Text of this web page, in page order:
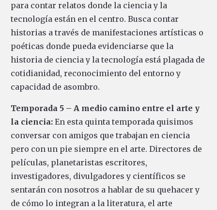
para contar relatos donde la ciencia y la
tecnología están en el centro. Busca contar
historias a través de manifestaciones artísticas o
poéticas donde pueda evidenciarse que la
historia de ciencia y la tecnología está plagada de
cotidianidad, reconocimiento del entorno y
capacidad de asombro.
Temporada 5 – A medio camino entre el arte y
la ciencia: En esta quinta temporada quisimos
conversar con amigos que trabajan en ciencia
pero con un pie siempre en el arte. Directores de
películas, planetaristas escritores,
investigadores, divulgadores y científicos se
sentarán con nosotros a hablar de su quehacer y
de cómo lo integran a la literatura, el arte